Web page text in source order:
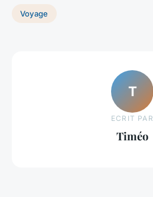
Voyage
T
ECRIT PAR
Timéo